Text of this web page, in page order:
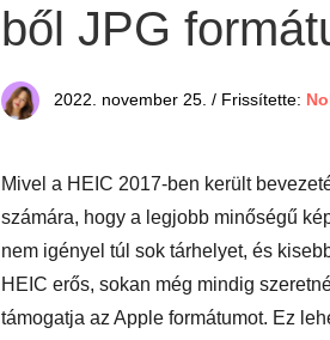
ből JPG
2022. november 25. / Frissítette:
Mivel a HEIC 2017-ben került
számára, hogy a legjobb minőségű
nem igényel túl sok tárhelyet, és
HEIC erős, sokan még mindig
támogatja az Apple formátumot. Ez